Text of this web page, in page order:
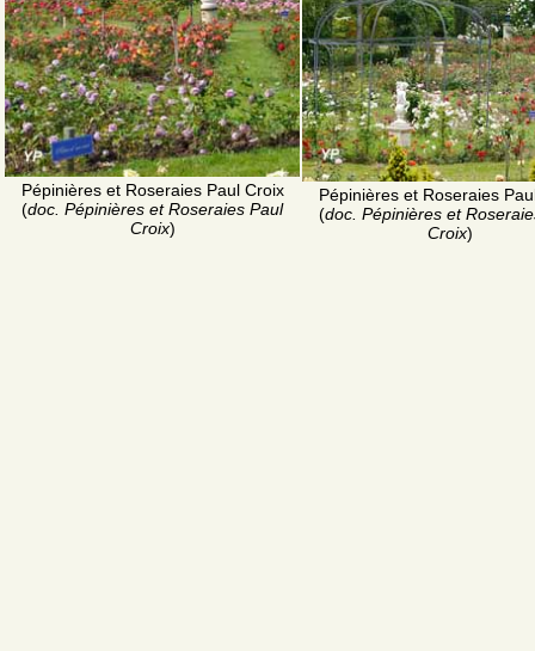
Pépinières et Roseraies Paul Croix
(doc. Pépinières et Roseraies Paul
Croix)
Pépinières et Roseraies
(doc. Pépinières et
Croix)